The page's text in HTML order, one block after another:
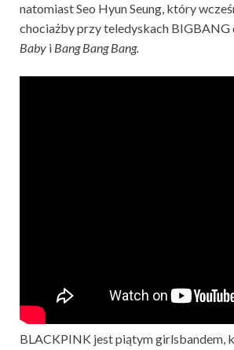
natomiast Seo Hyun Seung, który
chociażby przy teledyskach BIGBANG
Baby i Bang Bang Bang.
BLACKPINK jest piątym girlsbandem,